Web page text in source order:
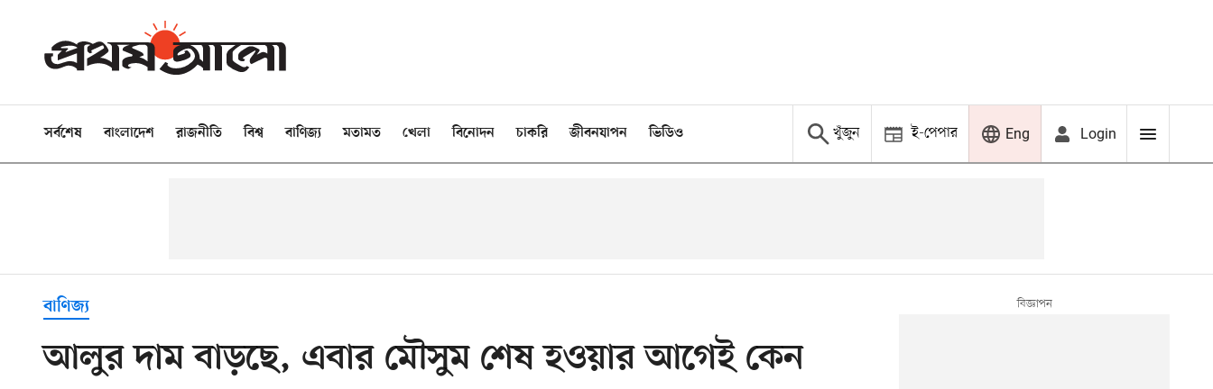
সর্বশেষ বাংলাদেশ রাজনীতি বিশ্ব বাণিজ্য মতামত খেলা বিনোদন চাকরি জীবনযাপন ভিডিও খুঁজুন ই-পেপার Eng Login
বাণিজ্য
আলুর দাম বাড়ছে, এবার মৌসুম শেষ হওয়ার আগেই কেন